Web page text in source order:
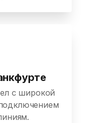
с широкой